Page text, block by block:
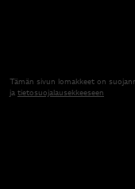
Tämän sivun lomakkeet on
jatietosuojalausekkeeseen